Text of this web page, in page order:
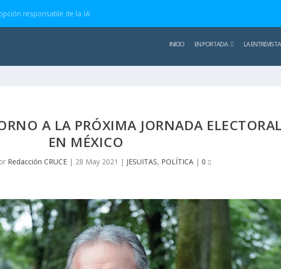
responsable de la IA
INICIO EN PORTADA LA ENTREVISTA
A LA PRÓXIMA JORNADA ELECTORAL
EN MÉXICO
Redacción CRUCE | 28 May 2021 | JESUITAS, POLÍTICA |0